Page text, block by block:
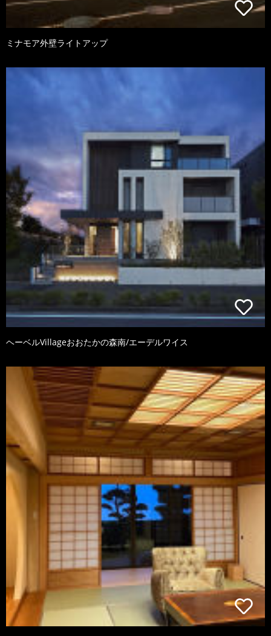
ミナモア外壁ライトアップ
ヘーベルVillageおおたかの森南/エーデルワイス